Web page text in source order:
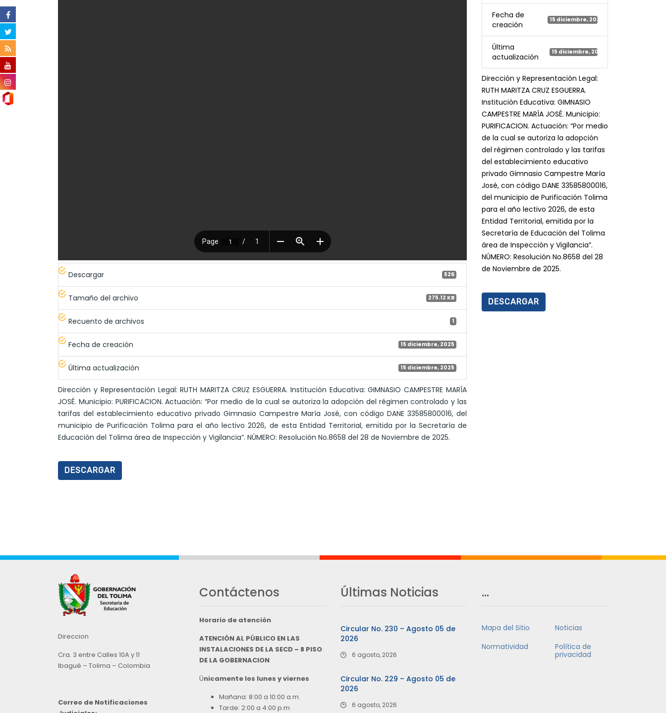
Descargar 526
Tamaño del archivo 275.12 KB
Recuento de archivos 1
Fecha de creación 15 diciembre, 2025
Última actualización 15 diciembre, 2025
Dirección y Representación Legal: RUTH MARITZA CRUZ ESGUERRA. Institución Educativa: GIMNASIO CAMPESTRE MARÍA
JOSÉ. Municipio: PURIFICACION. Actuación: “Por medio de la cual se autoriza la adopción del régimen controlado y las
tarifas del establecimiento educativo privado Gimnasio Campestre María José, con código DANE 33585800016, del
municipio de Purificación Tolima para el año lectivo 2026, de esta Entidad Territorial, emitida por la Secretaría de
Educación del Tolima área de Inspección y Vigilancia”. NÚMERO: Resolución No.8658 del 28 de Noviembre de 2025.
DESCARGAR
Fecha de
creación
15 diciembre, 2025
Última
actualización
15 diciembre, 2025
Dirección y Representación Legal:
RUTH MARITZA CRUZ ESGUERRA.
Institución Educativa: GIMNASIO
CAMPESTRE MARÍA JOSÉ. Municipio:
PURIFICACION. Actuación: “Por medio
de la cual se autoriza la adopción
del régimen controlado y las tarifas
del establecimiento educativo
privado Gimnasio Campestre María
José, con código DANE 33585800016,
del municipio de Purificación Tolima
para el año lectivo 2026, de esta
Entidad Territorial, emitida por la
Secretaría de Educación del Tolima
área de Inspección y Vigilancia”.
NÚMERO: Resolución No.8658 del 28
de Noviembre de 2025.
DESCARGAR
Direccion
Cra. 3 entre Calles 10A y 11
Ibagué – Tolima – Colombia
Correo de Notificaciones
Contáctenos
Horario de atención
ATENCIÓN AL PÚBLICO EN LAS
INSTALACIONES DE LA SECD – 8 PISO
DE LA GOBERNACION
Únicamente los lunes y viernes
Mañana: 8:00 a 10:00 a.m.
Tarde: 2:00 a 4:00 p.m
Últimas Noticias
Circular No. 230 – Agosto 05 de
2026
6 agosto, 2026
Circular No. 229 – Agosto 05 de
2026
6 agosto, 2026
…
Mapa del Sitio
Noticias
Normatividad
Política de
privacidad